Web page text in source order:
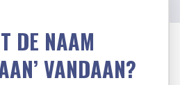
DE NAAM
VANDAAN?